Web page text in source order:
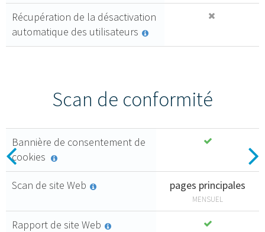
configuration
Mises à jour
automatiques des
documents
Récupération de la désactivation
automatique des utilisateurs
Scan de conformité
Previous Essential
Créez une
consentement
qui respecte
Bannière de consentement de
cookies
Scan de site Web pages principales
MENSUEL
Rapport de site Web